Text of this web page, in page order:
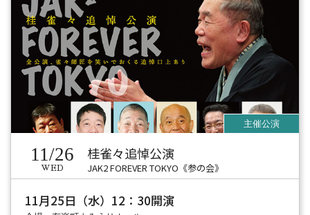
11/26
WED
桂雀々追悼公演
JAK2 FOREVER TOKYO《参の会》
11月25日（水）12：30開演